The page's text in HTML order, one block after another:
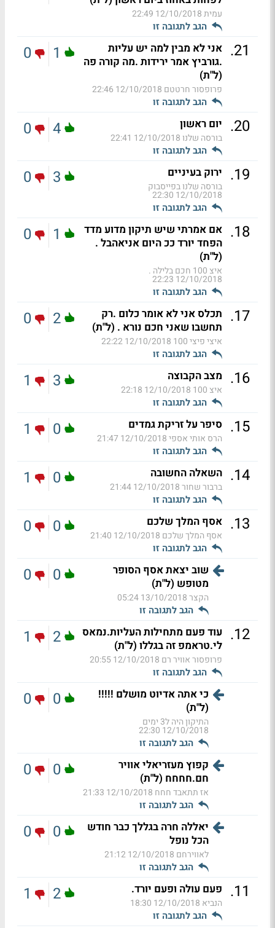
עמית12/10/2018 22:49
הגב לתגובה זו
21
. אני לא מבין למה יש עליות
.גורביץ אמר ירידות .מה קורה פה
(ל"ת)
פרופסור חרטטם 12/10/2018 22:46
הגב לתגובה זו
1
0
20
. יום ראשון
בורסה שלנו12/10/2018 22:41
הגב לתגובה זו
4
0
19
. ירוק בעיניים
בורסה שלנו בפייסבוק
12/10/2018 22:30
הגב לתגובה זו
3
0
18
. אם אמרתי שיש תיקון מדוע מדד
הפחד יורד ככ היום אניאהבל .
(ל"ת)
איצ 100 חכם בלילה .
12/10/2018 22:23
הגב לתגובה זו
1
0
17
. תכלס אני לא אומר כלום .רק
תחשבו שאני חכם נורא . (ל"ת)
איצי פיצי 100 12/10/2018 22:22
הגב לתגובה זו
2
0
16
. מצב הקבוצה
איצ 100 12/10/2018 22:18
הגב לתגובה זו
3
1
15
. סיפר על זריקת גמדים
הרס אותי אספי12/10/2018 21:47
הגב לתגובה זו
0
1
14
. השאלה החשובה
ברבור שחור12/10/2018 21:44
הגב לתגובה זו
0
1
13
. אסף המלך שלכם
אסף המלך שלכם 12/10/2018 21:40
הגב לתגובה זו
0
0
שוב יצאת אסף הסופר
מטופש (ל"ת)
הקצר13/10/2018 05:24
הגב לתגובה זו
0
0
12
. עוד פעם מתחילות העליות.נמאס
לי.טראמפ זה בגללו (ל"ת)
פרופסור אוויר רם 12/10/2018 20:55
הגב לתגובה זו
2
1
כי אתה אדיוט מושלם !!!!!
(ל"ת)
התיקון היה ל3 ימים
12/10/2018 22:30
הגב לתגובה זו
0
0
קפוץ מעזריאלי אוויר
חם.חחחח (ל"ת)
אז תתאבד חחח 12/10/2018 21:33
הגב לתגובה זו
0
0
יאללה חרה בגללך כבר חודש
הכל נופל
לאווירחם 12/10/2018 21:12
הגב לתגובה זו
0
0
11
. פעם עולה ופעם יורד.
הנביא 12/10/2018 18:30
הגב לתגובה זו
2
1